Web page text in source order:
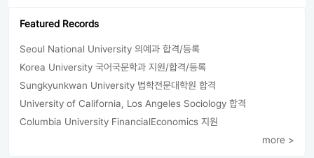
Featured Records
Seoul National University 의예과 합격/등록
Korea University 국어국문학과 지원/합격/등록
Sungkyunkwan University 법학전문대학원 합격
University of California, Los Angeles Sociology 합격
Columbia University FinancialEconomics 지원
more >